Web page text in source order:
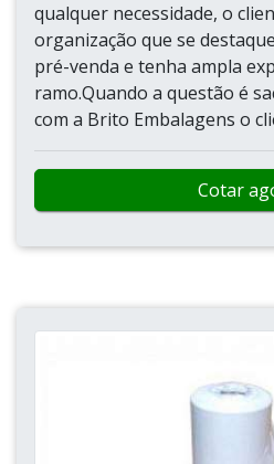
qualquer necessidade, o
organização que se
pré-venda e tenha ampla
ramo.Quando a questão é
com a Brito Embalagens o
Cotar